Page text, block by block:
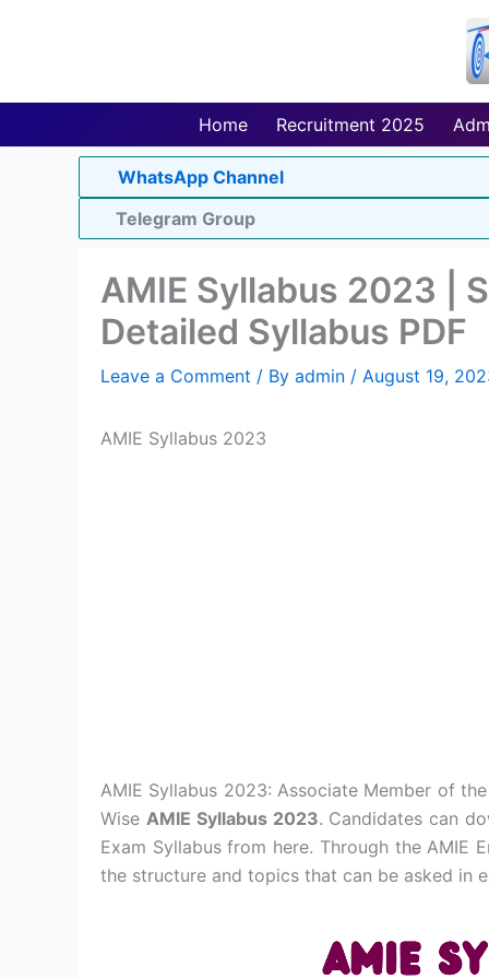
Home Recruitment 2025
WhatsApp Channel
Telegram Group
AMIE Syllabus 2023 |
Detailed Syllabus PDF
Leave a Comment / By admin / August 19,
AMIE Syllabus 2023
AMIE Syllabus 2023: Associate Member of
Wise AMIE Syllabus 2023. Candidates can
Exam Syllabus from here. Through the AMIE
the structure and topics that can be asked in